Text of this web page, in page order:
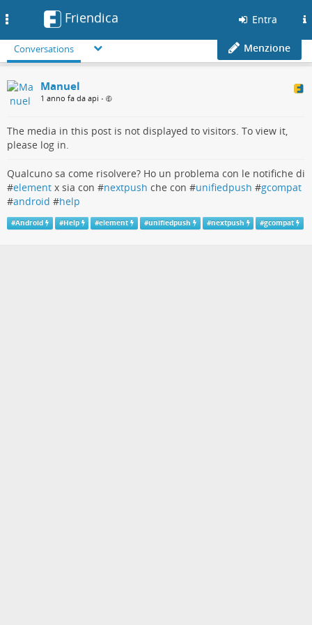
Friendica Entra
Conversations Menzione
Manuel
1 anno fa da api •
The media in this post is not displayed to visitors. To view it,
please log in.
Qualcuno sa come risolvere? Ho un problema con le notifiche di
#element x sia con #nextpush che con #unifiedpush #gcompat
#android #help
#Android #Help #element #unifiedpush #nextpush #gcompat